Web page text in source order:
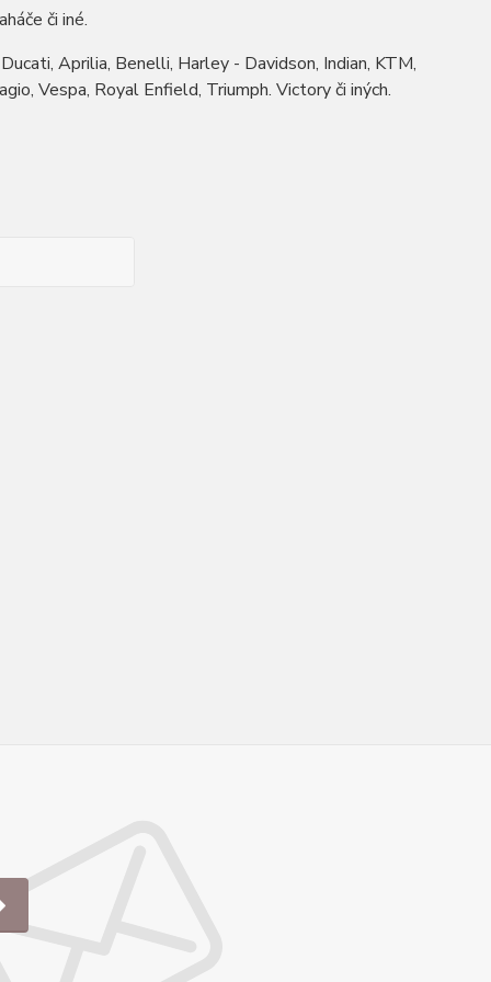
či iné.
Aprilia, Benelli, Harley - Davidson, Indian, KTM,
Vespa, Royal Enfield, Triumph. Victory či iných.